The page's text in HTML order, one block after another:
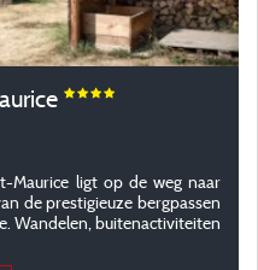
Maurice ligt op de weg naar
de prestigieuze bergpassen
Wandelen, buitenactiviteiten